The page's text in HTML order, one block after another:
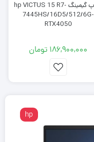
لپتاپ گیمینگ hp VICTUS 15 R7-
7445HS/16D5/512/6G-
RTX4050
186,900,000 تومان
hp